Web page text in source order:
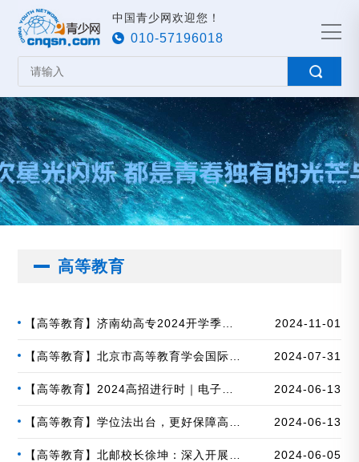
中国青少网欢迎您！
010-57196018
高等教育
同心同德同行，共创美好未来
2024-11-01
治研究分会年会在长春举行
2024-07-31
技大学：以“电子信息+”为引擎，优化学科
布局，创新复合型人才培养机制
2024-06-13
育才质量
2024-06-13
2024-06-05